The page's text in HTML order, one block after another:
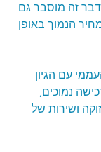
דבר זה מוסבר גם
הנמוך באופן
עם הגיון
נמוכים,
ושירות של